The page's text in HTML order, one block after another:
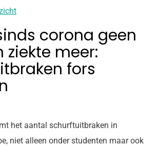
corona geen
ziekte meer:
fors
het aantal schurftuitbraken in
niet alleen onder studenten maar ook